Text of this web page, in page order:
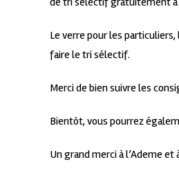
Le verre pour les
faire le tri sélectif.
Merci de bien suivre les
Bientôt, vous pourrez
Un grand merci à l’Ademe et